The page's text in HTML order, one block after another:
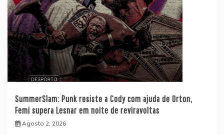
SummerSlam: Punk resiste a Cody com ajuda de Orton,
Femi supera Lesnar em noite de reviravoltas
Agosto 2, 2026